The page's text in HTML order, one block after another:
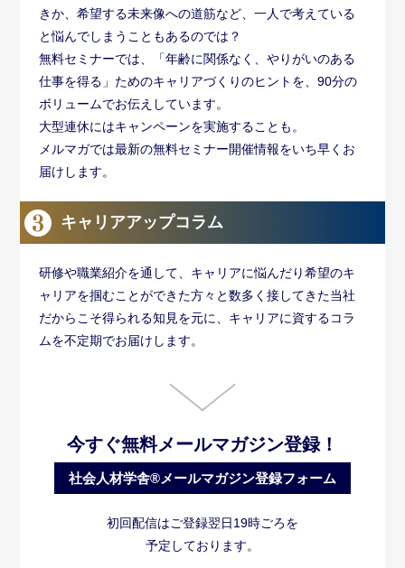
きか、希望する未来像への道筋など、一人で考えている
と悩んでしまうこともあるのでは？
無料セミナーでは、「年齢に関係なく、やりがいのある
仕事を得る」ためのキャリアづくりのヒントを、90分の
ボリュームでお伝えしています。
大型連休にはキャンペーンを実施することも。
メルマガでは最新の無料セミナー開催情報をいち早くお
届けします。
キャリアアップコラム
研修や職業紹介を通して、キャリアに悩んだり希望のキ
ャリアを掴むことができた方々と数多く接してきた当社
だからこそ得られる知見を元に、キャリアに資するコラ
ムを不定期でお届けします。
今すぐ無料メールマガジン登録！
社会人材学舎®メールマガジン登録フォーム
初回配信はご登録翌日19時ごろを
予定しております。